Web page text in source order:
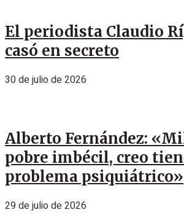
El periodista Claudio
casó en secreto
30 de julio de 2026
Alberto Fernández:
pobre imbécil, creo
problema psiquiátrico»
29 de julio de 2026